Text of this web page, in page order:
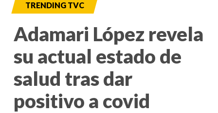
TRENDING TVC
Adamari López revela
su actual estado de
salud tras dar
positivo a covid